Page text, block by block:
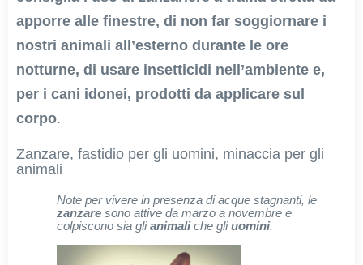
apporre alle finestre, di non far soggiornare i
nostri animali all’esterno durante le ore
notturne, di usare insetticidi nell’ambiente e,
per i cani idonei, prodotti da applicare sul
corpo.
Zanzare, fastidio per gli uomini, minaccia per gli
animali
Note per vivere in presenza di acque stagnanti, le
zanzare sono attive da marzo a novembre e
colpiscono sia glianimaliche gliuomini.